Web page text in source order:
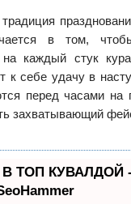
в том,
каждый стук
к себе удачу в
перед часами на
захватывающий
В ТОП КУВАЛДОЙ